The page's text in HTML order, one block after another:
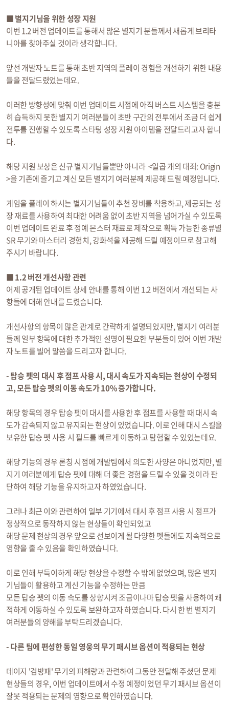
■ 별지기님을 위한 성장 지원
이번 1.2 버전 업데이트를 통해서 많은 별지기 분들께서 새롭게 브리타
니아를 찾아주실 것이라 생각합니다.
앞선 개발자 노트를 통해 초반 지역의 플레이 경험을 개선하기 위한 내용
들을 전달드렸었는데요.
이러한 방향성에 맞춰 이번 업데이트 시점에 아직 버스트 시스템을 충분
히 습득하지 못한 별지기 여러분들이 초반 구간의 전투에서 조금 더 쉽게
전투를 진행할 수 있도록 스타팅 성장 지원 아이템을 전달드리고자 합니
다.
해당 지원 보상은 신규 별지기님들뿐만 아니라 <일곱 개의 대죄: Origin
>을 기존에 즐기고 계신 모든 별지기 여러분께 제공해 드릴 예정입니다.
게임을 플레이 하시는 별지기님들이 추천 장비를 착용하고, 제공되는 성
장 재료를 사용하여 최대한 어려움 없이 초반 지역을 넘어가실 수 있도록
이번 업데이트 완료 후 정예 몬스터 재료로 제작으로 획득 가능한 종류별
SR 무기와 마스터리 경험치, 강화석을 제공해 드릴 예정이므로 참고해
주시기 바랍니다.
■ 1.2 버전 개선사항 관련
어제 공개된 업데이트 상세 안내를 통해 이번 1.2 버전에서 개선되는 사
항들에 대해 안내를 드렸습니다.
개선사항의 항목이 많은 관계로 간략하게 설명되었지만, 별지기 여러분
들께 일부 항목에 대한 추가적인 설명이 필요한 부분들이 있어 이번 개발
자 노트를 빌어 말씀을 드리고자 합니다.
- 탑승 펫의 대시 후 점프 사용 시, 대시 속도가 지속되는 현상이 수정되
고, 모든 탑승 펫의 이동 속도가 10% 증가합니다.
해당 항목의 경우 탑승 펫이 대시를 사용한 후 점프를 사용할 때 대시 속
도가 감속되지 않고 유지되는 현상이 있었습니다. 이로 인해 대시 스킬을
보유한 탑승 펫 사용 시 필드를 빠르게 이동하고 탐험할 수 있었는데요.
해당 기능의 경우 론칭 시점에 개발팀에서 의도한 사양은 아니었지만, 별
지기 여러분에게 탑승 펫에 대해 더 좋은 경험을 드릴 수 있을 것이라 판
단하여 해당 기능을 유지하고자 하였었습니다.
그러나 최근 이와 관련하여 일부 기기에서 대시 후 점프 사용 시 점프가
정상적으로 동작하지 않는 현상들이 확인되었고
해당 문제 현상의 경우 앞으로 선보이게 될 다양한 펫들에도 지속적으로
영향을 줄 수 있음을 확인하였습니다.
이로 인해 부득이하게 해당 현상을 수정할 수 밖에 없었으며, 많은 별지
기님들이 활용하고 계신 기능을 수정하는 만큼
모든 탑승 펫의 이동 속도를 상향시켜 조금이나마 탑승 펫을 사용하여 쾌
적하게 이동하실 수 있도록 보완하고자 하였습니다. 다시 한 번 별지기
여러분들의 양해를 부탁드리겠습니다.
- 다른 팀에 편성한 동일 영웅의 무기 패시브 옵션이 적용되는 현상
데이지 '검방패' 무기의 피해량과 관련하여 그동안 전달해 주셨던 문제
현상들의 경우, 이번 업데이트에서 수정 예정이었던 무기 패시브 옵션이
잘못 적용되는 문제의 영향으로 확인하였습니다.